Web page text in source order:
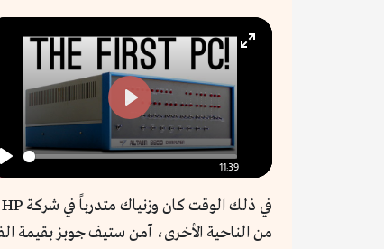
Play
11:39
Play
في ذلك الوقت كان وزنياك متدرباً في شركة HP؛ لذا شارك التصميم مع الشركة، التي لم تُبدِ حماساً نحو هذه الفكرة، رغم